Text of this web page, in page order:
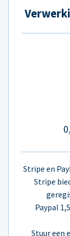
Stripe en
Stripe
Paypal
Stuur een